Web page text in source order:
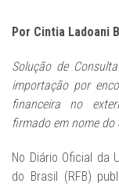
Por Cintia Ladoani
Solução de
importação por
financeira no
firmado em nome do
No Diário Oficial da
do Brasil (RFB)